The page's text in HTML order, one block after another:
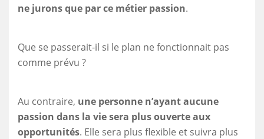
ne jurons que par ce métier passion.
Que se passerait-il si le plan ne fonctionnait pas
comme prévu ?
Au contraire, une personne n’ayant aucune
passion dans la vie sera plus ouverte aux
opportunités. Elle sera plus flexible et suivra plus